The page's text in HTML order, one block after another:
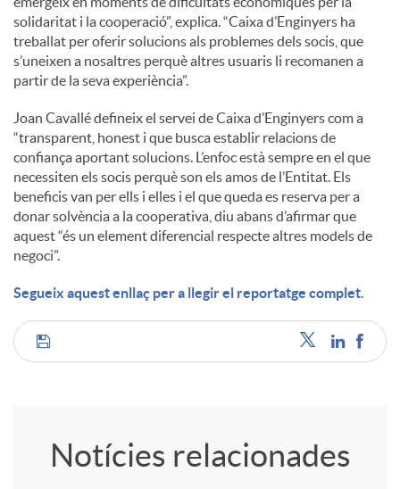
solidaritat i la cooperació”, explica. “Caixa d’Enginyers ha
treballat per oferir solucions als problemes dels socis, que
s’uneixen a nosaltres perquè altres usuaris li recomanen a
partir de la seva experiència”.
Joan Cavallé defineix el servei de Caixa d’Enginyers com a
“transparent, honest i que busca establir relacions de
confiança aportant solucions. L’enfoc està sempre en el que
necessiten els socis perquè son els amos de l’Entitat. Els
beneficis van per ells i elles i el que queda es reserva per a
donar solvència a la cooperativa, diu abans d’afirmar que
aquest “és un element diferencial respecte altres models de
negoci”.
Segueix aquest enllaç per a llegir el reportatge complet.
C
Notícies relacionades